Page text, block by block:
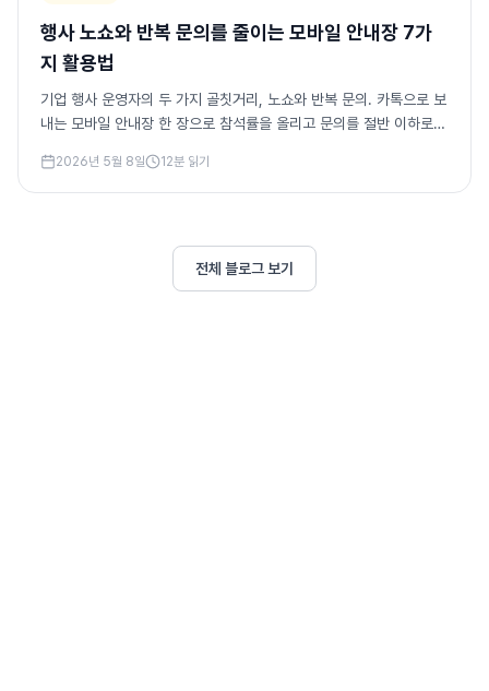
행사 노쇼와 반복 문의를 줄이는 모바일 안내장 7가
지 활용법
기업 행사 운영자의 두 가지 골칫거리, 노쇼와 반복 문의. 카톡으로 보
내는 모바일 안내장 한 장으로 참석률을 올리고 문의를 절반 이하로
2026년 5월 8일 12분 읽기
전체 블로그 보기